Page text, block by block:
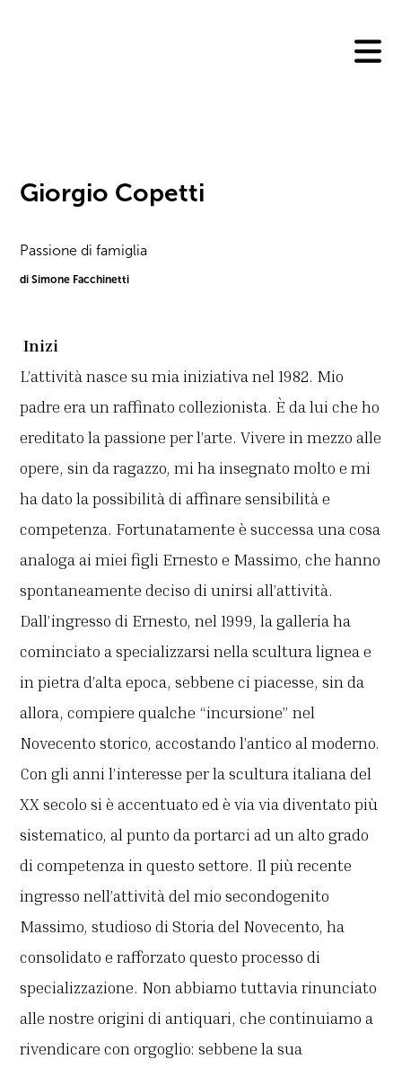
Giorgio Copetti
Passione di famiglia
di Simone Facchinetti
Inizi
L’attività nasce su mia iniziativa nel 1982. Mio
padre era un raffinato collezionista. È da lui che ho
ereditato la passione per l’arte. Vivere in mezzo alle
opere, sin da ragazzo, mi ha insegnato molto e mi
ha dato la possibilità di affinare sensibilità e
competenza. Fortunatamente è successa una cosa
analoga ai miei figli Ernesto e Massimo, che hanno
spontaneamente deciso di unirsi all’attività.
Dall’ingresso di Ernesto, nel 1999, la galleria ha
cominciato a specializzarsi nella scultura lignea e
in pietra d’alta epoca, sebbene ci piacesse, sin da
allora, compiere qualche “incursione” nel
Novecento storico, accostando l’antico al moderno.
Con gli anni l’interesse per la scultura italiana del
XX secolo si è accentuato ed è via via diventato più
sistematico, al punto da portarci ad un alto grado
di competenza in questo settore. Il più recente
ingresso nell’attività del mio secondogenito
Massimo, studioso di Storia del Novecento, ha
consolidato e rafforzato questo processo di
specializzazione. Non abbiamo tuttavia rinunciato
alle nostre origini di antiquari, che continuiamo a
rivendicare con orgoglio: sebbene la sua